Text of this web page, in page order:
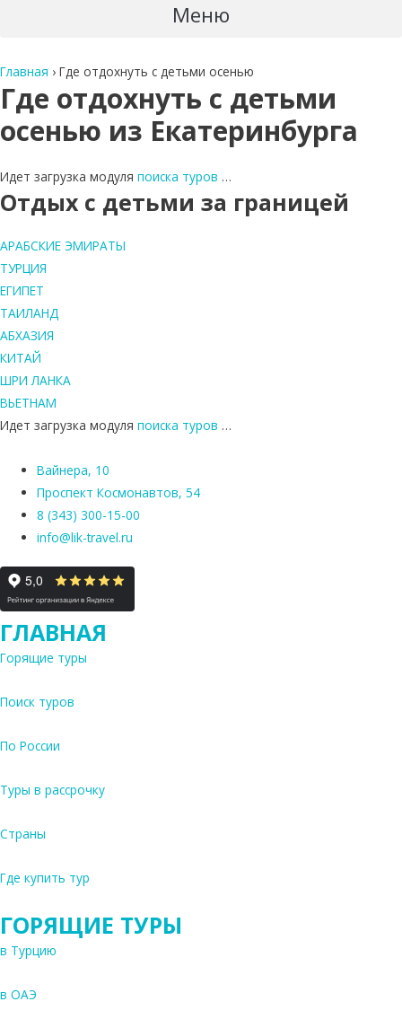
Меню
Главная › Где отдохнуть с детьми осенью
Где отдохнуть с детьми
осенью из Екатеринбурга
Идет загрузка модуля поиска туров …
Отдых с детьми за границей
АРАБСКИЕ ЭМИРАТЫ
ТУРЦИЯ
ЕГИПЕТ
ТАИЛАНД
АБХАЗИЯ
КИТАЙ
ШРИ ЛАНКА
ВЬЕТНАМ
Идет загрузка модуля поиска туров …
Вайнера, 10
Проспект Космонавтов, 54
8 (343) 300-15-00
info@lik-travel.ru
ГЛАВНАЯ
Горящие туры
Поиск туров
По России
Туры в рассрочку
Страны
Где купить тур
ГОРЯЩИЕ ТУРЫ
в Турцию
в ОАЭ